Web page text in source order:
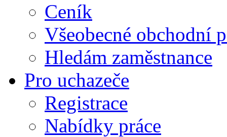
Ceník
Všeobecné obchodní
Hledám zaměstnance
Pro uchazeče
Registrace
Nabídky práce